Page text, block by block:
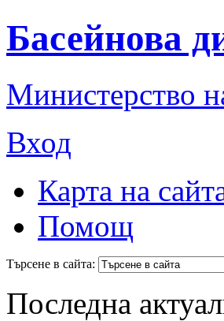
Басейнова
Министерство
Вход
Карта на
Помощ
Търсене в сайта:
Последна